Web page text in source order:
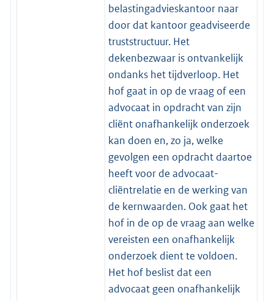
belastingadvieskantoor naar
door dat kantoor geadviseerde
truststructuur. Het
dekenbezwaar is ontvankelijk
ondanks het tijdverloop. Het
hof gaat in op de vraag of een
advocaat in opdracht van zijn
cliënt onafhankelijk onderzoek
kan doen en, zo ja, welke
gevolgen een opdracht daartoe
heeft voor de advocaat-
cliëntrelatie en de werking van
de kernwaarden. Ook gaat het
hof in de op de vraag aan welke
vereisten een onafhankelijk
onderzoek dient te voldoen.
Het hof beslist dat een
advocaat geen onafhankelijk